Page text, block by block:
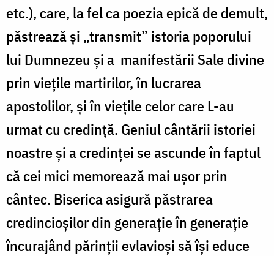
etc.), care, la fel ca poezia epică de demult,
păstrează și „transmit” istoria poporului
lui Dumnezeu şi a manifestării Sale divine
prin viețile martirilor, în lucrarea
apostolilor, și în viețile celor care L-au
urmat cu credinţă. Geniul cântării istoriei
noastre şi a credinţei se ascunde în faptul
că cei mici memorează mai ușor prin
cântec. Biserica asigură păstrarea
credincioșilor din generație în generație
încurajând părinții evlavioși să își educe